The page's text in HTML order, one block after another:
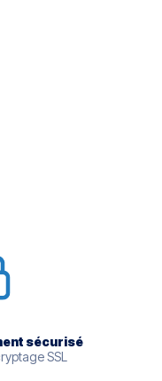
sécurisé
SSL